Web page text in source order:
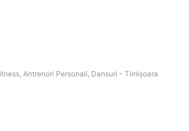
Antrenori Personali, Dansuri - Timişoara